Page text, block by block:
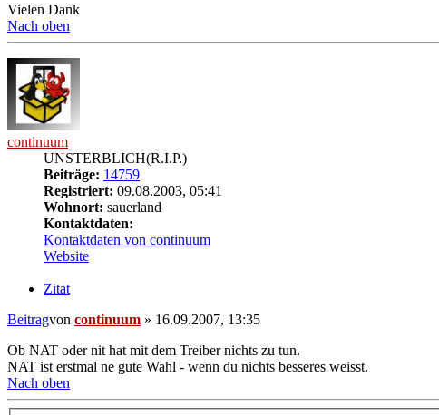
Vielen Dank
Nach oben
continuum
UNSTERBLICH(R.I.P.)
Beiträge: 14759
Registriert: 09.08.2003, 05:41
Wohnort: sauerland
Kontaktdaten:
Kontaktdaten von continuum
Website
Zitat
Beitragvon continuum » 16.09.2007, 13:35
Ob NAT oder nit hat mit dem Treiber nichts zu tun.
NAT ist erstmal ne gute Wahl - wenn du nichts besseres weisst.
Nach oben